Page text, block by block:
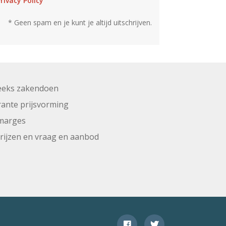
* Geen spam en je kunt je altijd uitschrijven.
zakendoen
prijsvorming
en vraag en aanbod